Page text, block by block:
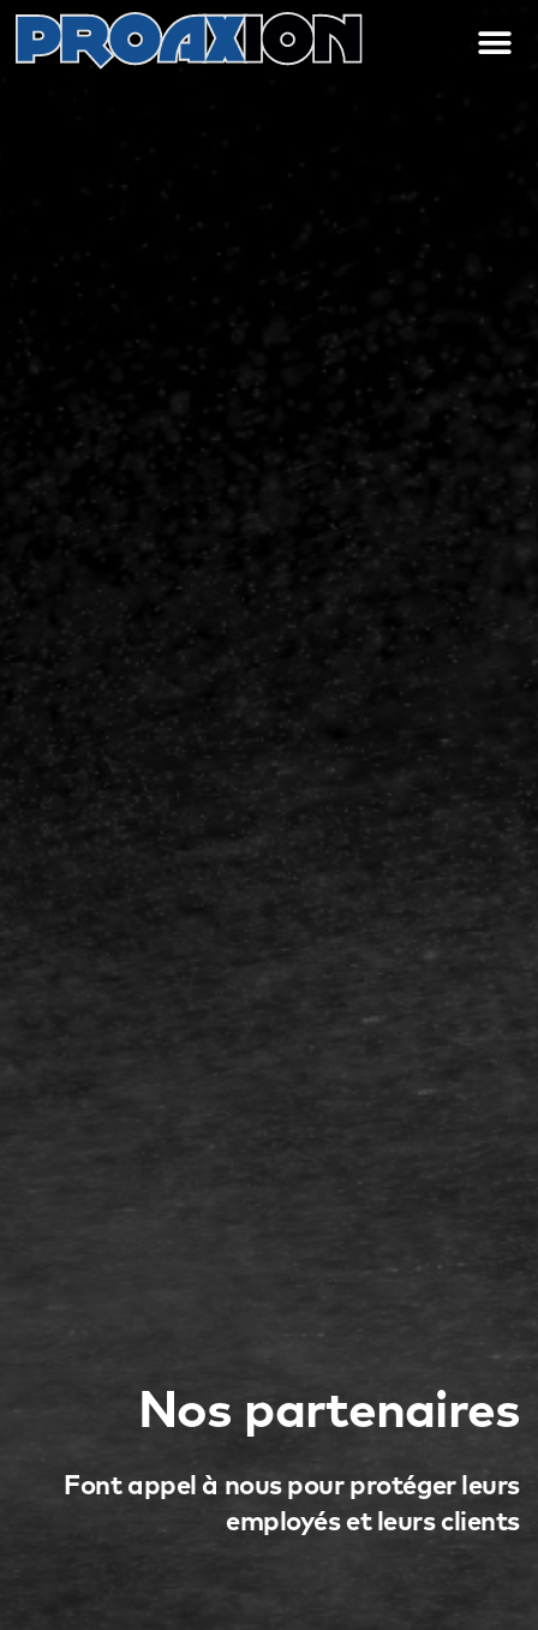
Nos partenaires
Font appel à nous pour protéger leurs
employés et leurs clients